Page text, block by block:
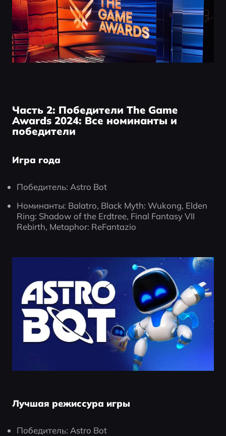
Часть 2: Победители The Game
Awards 2024: Все номинанты и
победители
Игра года
Победитель: Astro Bot
Номинанты: Balatro, Black Myth: Wukong, Elden
Ring: Shadow of the Erdtree, Final Fantasy VII
Rebirth, Metaphor: ReFantazio
Лучшая режиссура игры
Победитель: Astro Bot